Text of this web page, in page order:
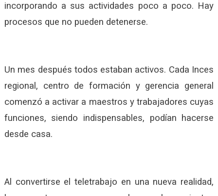
incorporando a sus actividades poco a poco. Hay
procesos que no pueden detenerse.
Un mes después todos estaban activos. Cada Inces
regional, centro de formación y gerencia general
comenzó a activar a maestros y trabajadores cuyas
funciones, siendo indispensables, podían hacerse
desde casa.
Al convertirse el teletrabajo en una nueva realidad,